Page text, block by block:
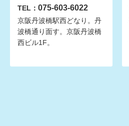
TEL： 075-603-6022
京阪丹波橋駅西どなり。丹
波橋通り面す。京阪丹波橋
西ビル1F。